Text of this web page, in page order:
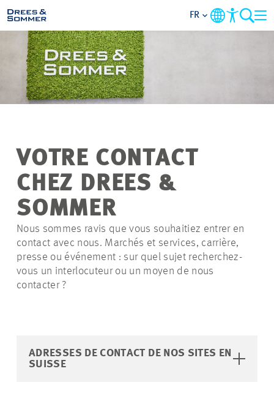
DOMAINES
SERVICES
THÈMES PRIORITAIRES
CARRIÈRE
PROJETS
FR
VOTRE CONTACT
CHEZ DREES &
SOMMER
Nous sommes ravis que vous souhaitiez entrer en
contact avec nous. Marchés et services, carrière,
presse ou événement : sur quel sujet recherchez-
vous un interlocuteur ou un moyen de nous
contacter ?
ADRESSES DE CONTACT DE NOS SITES EN
SUISSE